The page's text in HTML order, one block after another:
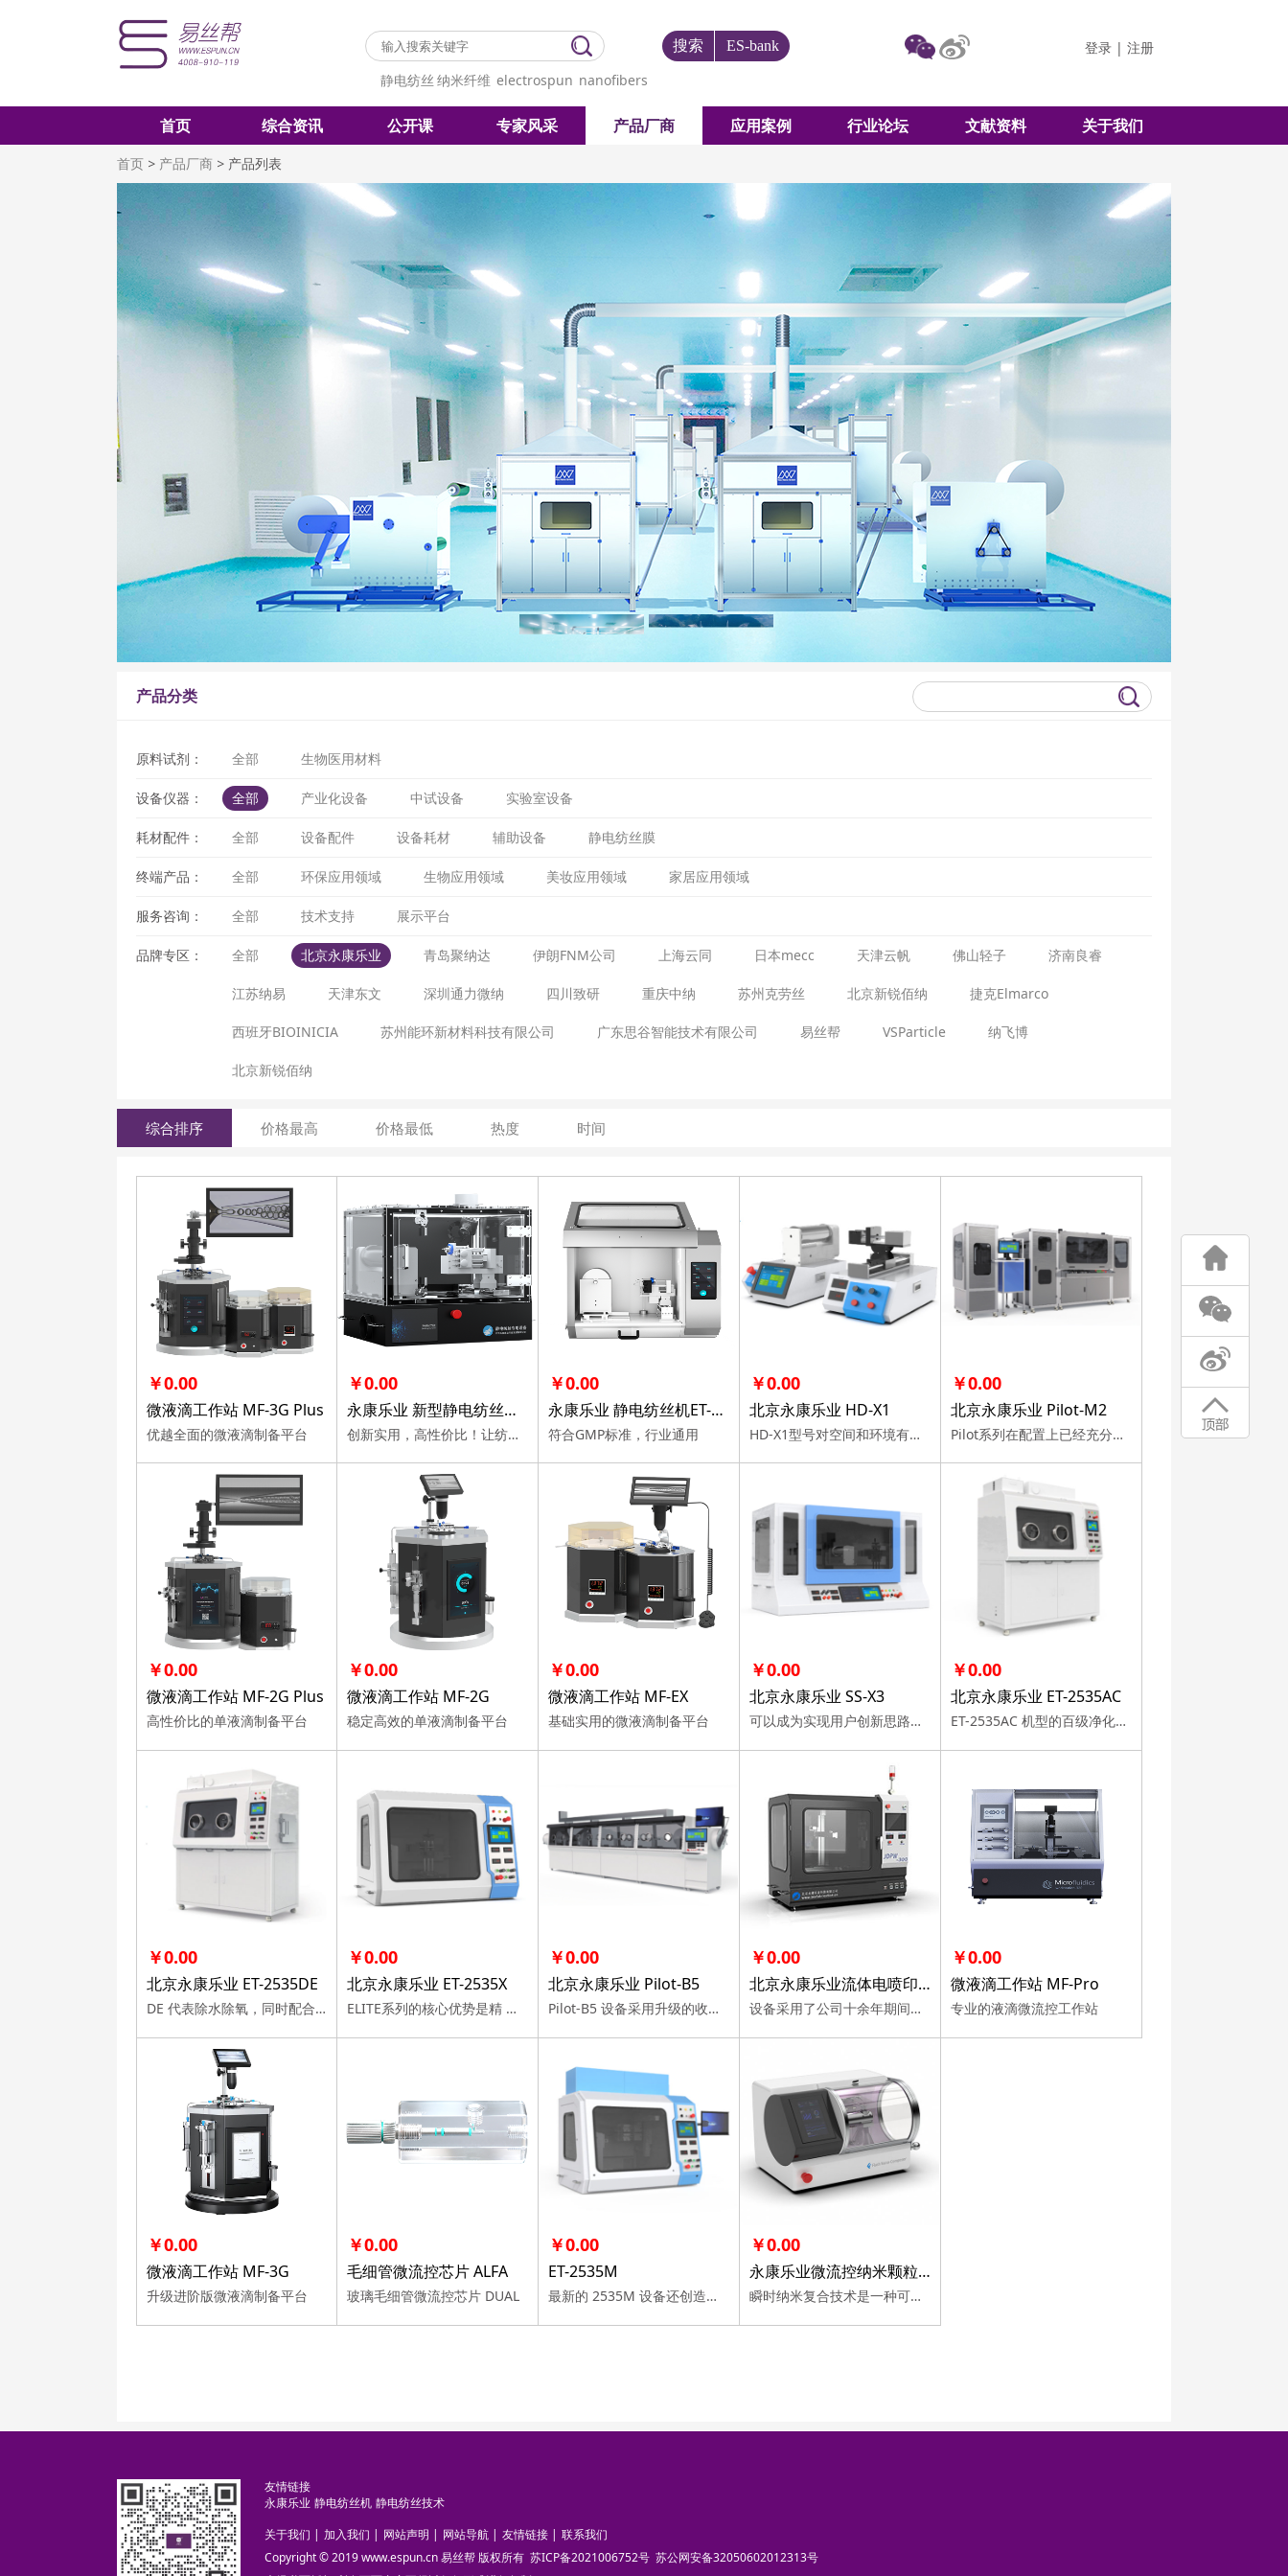
搜索 ES-bank
静电纺丝 纳米纤维 electrospun nanofibers
登录 | 注册
首页 综合资讯 公开课 专家风采 产品厂商 应用案例 行业论坛 文献资料 关于我们
首页 > 产品厂商 > 产品列表
产品分类
原料试剂： 全部 生物医用材料
设备仪器： 全部 产业化设备 中试设备 实验室设备
耗材配件： 全部 设备配件 设备耗材 辅助设备 静电纺丝膜
终端产品： 全部 环保应用领域 生物应用领域 美妆应用领域 家居应用领域
服务咨询： 全部 技术支持 展示平台
品牌专区： 全部 北京永康乐业 青岛聚纳达 伊朗FNM公司 上海云同 日本mecc 天津云帆 佛山轻子 济南良睿
江苏纳易 天津东文 深圳通力微纳 四川致研 重庆中纳 苏州克劳丝 北京新锐佰纳 捷克Elmarco
西班牙BIOINICIA 苏州能环新材料科技有限公司 广东思谷智能技术有限公司 易丝帮 VSParticle 纳飞博
北京新锐佰纳
综合排序 价格最高 价格最低 热度 时间
￥0.00
微液滴工作站 MF-3G Plus
优越全面的微液滴制备平台
￥0.00
永康乐业 新型静电纺丝机SS-X1
创新实用，高性价比！让纺丝液更均匀
￥0.00
永康乐业 静电纺丝机ET-M1
符合GMP标准，行业通用
￥0.00
北京永康乐业 HD-X1
HD-X1型号对空间和环境有出色的适应能力，适合刚刚接触希望快速上手的用户，也适合有一定基础的DIY用户。
￥0.00
北京永康乐业 Pilot-M2
Pilot系列在配置上已经充分考虑到了相关工艺对硬件的需求，实现了设备的完整性、灵活性和便利性。帮助客户集中精力在产品开发上，充分探索产品放大定型过程中可行性、稳定性、经
￥0.00
微液滴工作站 MF-2G Plus
高性价比的单液滴制备平台
￥0.00
微液滴工作站 MF-2G
稳定高效的单液滴制备平台
￥0.00
微液滴工作站 MF-EX
基础实用的微液滴制备平台
￥0.00
北京永康乐业 SS-X3
可以成为实现用户创新思路的工具，具有以电纺丝为核心的技术组合能力。
￥0.00
北京永康乐业 ET-2535AC
ET-2535AC 机型的百级净化和尾气处理功能，不仅可以保证医疗器械、制药、电池材料等产品的研发与生产过程中所需的洁净环境，同时将设备对周边 GMP 环境的影响降到最小。
￥0.00
北京永康乐业 ET-2535DE
DE 代表除水除氧，同时配合百级净化和尾气处理，确保敏感试剂的稳定性。
￥0.00
北京永康乐业 ET-2535X
ELITE系列的核心优势是精 度高、易操控和丰富的可拓展性。不同机型各自强化了自己在某 功能上的特长。 购买咨询
￥0.00
北京永康乐业 Pilot-B5
Pilot-B5 设备采用升级的收放卷组件，包含张力控制和纠偏系统，对电极接收器配合主动输送，可以确保上述金属基材在设备内输运的稳定性、平顺性和位置的准确性，提高产品 质量、降
￥0.00
北京永康乐业流体电喷印设备
设备采用了公司十余年期间在流体控制、纳米材料制备等方面的优势技术，整合了静电喷雾、静电纺丝和超声喷涂三大核心制备技术，可实现纳米材料和结构的制备、复合与 购买咨询
￥0.00
微液滴工作站 MF-Pro
专业的液滴微流控工作站
￥0.00
微液滴工作站 MF-3G
升级进阶版微液滴制备平台
￥0.00
毛细管微流控芯片 ALFA
玻璃毛细管微流控芯片 DUAL
￥0.00
ET-2535M
最新的 2535M 设备还创造性的加入显微镜，实现观测与监控的统一。
￥0.00
永康乐业微流控纳米颗粒制备系统
瞬时纳米复合技术是一种可在极短的时间内制备包含生物活性分子聚合物纳米粒子的新型技术。
友情链接
永康乐业 静电纺丝机 静电纺丝技术
关于我们 | 加入我们 | 网站声明 | 网站导航 | 友情链接 | 联系我们
Copyright © 2019 www.espun.cn 易丝帮 版权所有 苏ICP备2021006752号 苏公网安备32050602012313号